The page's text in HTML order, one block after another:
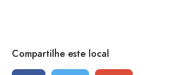
Compartilhe este local